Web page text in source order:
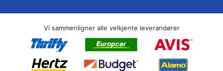
Vi sammenligner alle velkjente leverandører